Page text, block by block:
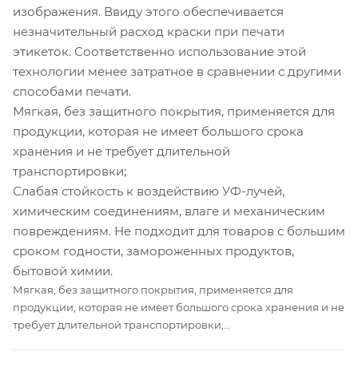
изображения. Ввиду этого обеспечивается
незначительный расход краски при печати
этикеток. Соответственно использование этой
технологии менее затратное в сравнении с другими
способами печати.
Мягкая, без защитного покрытия, применяется для
продукции, которая не имеет большого срока
хранения и не требует длительной
транспортировки;
Слабая стойкость к воздействию УФ-лучей,
химическим соединениям, влаге и механическим
повреждениям. Не подходит для товаров с большим
сроком годности, замороженных продуктов,
бытовой химии.
Мягкая, без защитного покрытия, применяется для
продукции, которая не имеет большого срока хранения и не
требует длительной транспортировки;